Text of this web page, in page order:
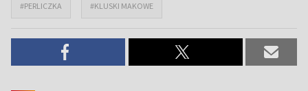
#PERLICZKA #KLUSKI MAKOWE